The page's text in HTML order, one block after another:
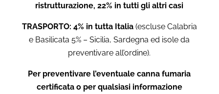
ristrutturazione, 22% in tutti gli altri casi
TRASPORTO: 4% in tutta Italia (escluse Calabria
e Basilicata 5% – Sicilia, Sardegna ed isole da
preventivare all’ordine).
Per preventivare l’eventuale canna fumaria
certificata o per qualsiasi informazione